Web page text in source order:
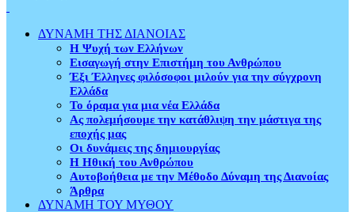
ΔΥΝΑΜΗ ΤΗΣ ΔΙΑΝΟΙΑΣ
Η Ψυχή των Ελλήνων
Εισαγωγή στην Επιστήμη του Ανθρώπου
Έξι Έλληνες φιλόσοφοι μιλούν για την σύγχρονη
Ελλάδα
Το όραμα για μια νέα Ελλάδα
Ας πολεμήσουμε την κατάθλιψη την μάστιγα της
εποχής μας
Οι δυνάμεις της δημιουργίας
Η Ηθική του Ανθρώπου
Αυτοβοήθεια με την Μέθοδο Δύναμη της Διανοίας
Άρθρα
ΔΥΝΑΜΗ ΤΟΥ ΜΥΘΟΥ